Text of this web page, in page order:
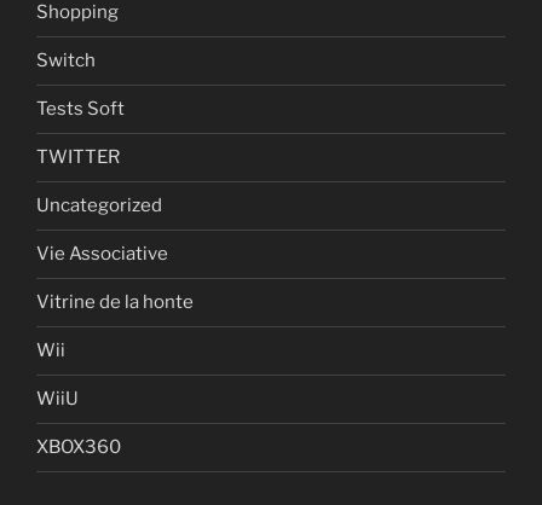
Shopping
Switch
Tests Soft
TWITTER
Uncategorized
Vie Associative
Vitrine de la honte
Wii
WiiU
XBOX360